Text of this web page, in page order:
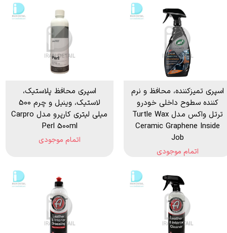
اسپری تمیزكننده، محافظ و نرم
كننده سطوح داخلی خودرو
ترتل واكس مدل Turtle Wax
Ceramic Graphene Inside
Job
اتمام موجودی
اسپری محافظ پلاستیک،
لاستیک، وینیل و چرم 500
میلی لیتری کارپرو مدل Carpro
Perl 500ml
اتمام موجودی